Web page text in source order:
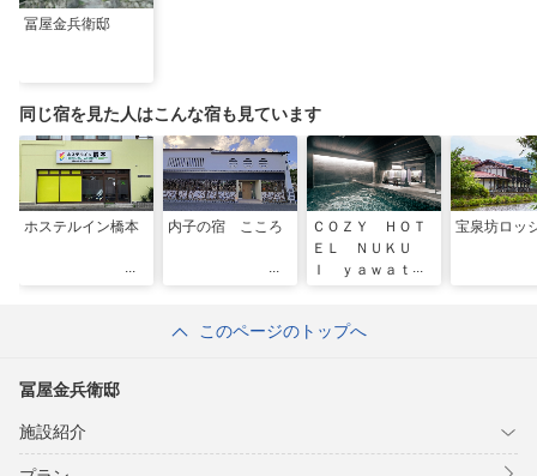
冨屋金兵衛邸
同じ宿を見た人はこんな宿も見ています
ホステルイン橋本 内子の宿 こころ
ＣＯＺＹ ＨＯＴ
ＥＬ ＮＵＫＵ
Ｉ ｙａｗａｔａ
宝泉坊ロッ
このページのトップへ
冨屋金兵衛邸
施設紹介